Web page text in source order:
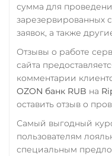
сумма для
зарезервированных
заявок, а также
Отзывы о работе
сайта
комментарии
OZON банк RUB на
оставить отзыв о
Самый выгодный
пользователям
специальным